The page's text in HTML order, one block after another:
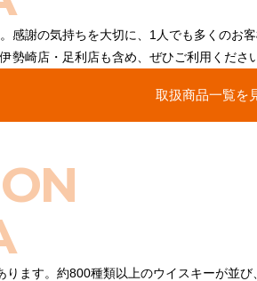
感謝の気持ちを大切に、1人でも多くのお
勢崎店・足利店も含め、ぜひご利用ください
取扱商品一覧を
ます。約800種類以上のウイスキーが並